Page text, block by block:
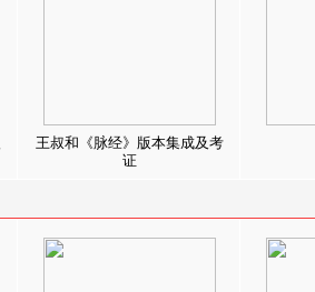
王叔和《脉经》版本集成及考
证